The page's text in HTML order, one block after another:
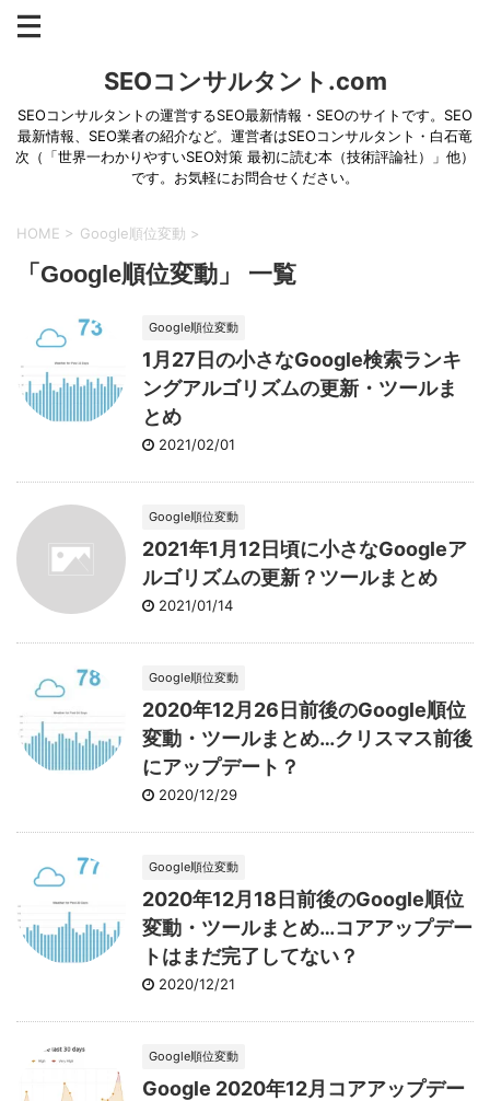
SEOコンサルタント.com
SEOコンサルタントの運営するSEO最新情報・SEOのサイトです。SEO
最新情報、SEO業者の紹介など。運営者はSEOコンサルタント・白石竜
次（「世界一わかりやすいSEO対策 最初に読む本（技術評論社）」他）
です。お気軽にお問合せください。
HOME > Google順位変動 >
「Google順位変動」 一覧
Google順位変動
1月27日の小さなGoogle検索ランキ
ングアルゴリズムの更新・ツールま
とめ
2021/02/01
Google順位変動
2021年1月12日頃に小さなGoogleア
ルゴリズムの更新？ツールまとめ
2021/01/14
Google順位変動
2020年12月26日前後のGoogle順位
変動・ツールまとめ…クリスマス前後
にアップデート？
2020/12/29
Google順位変動
2020年12月18日前後のGoogle順位
変動・ツールまとめ…コアアップデー
トはまだ完了してない？
2020/12/21
Google順位変動
Google 2020年12月コアアップデー